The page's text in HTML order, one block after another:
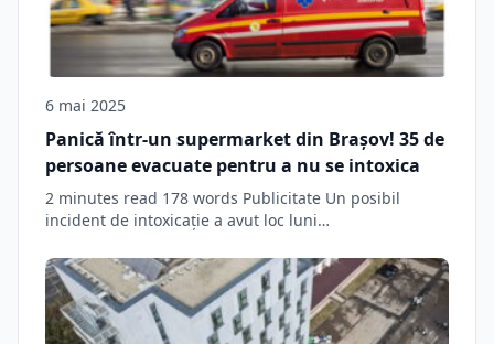
6 mai 2025
Panică într-un supermarket din Brașov! 35 de
persoane evacuate pentru a nu se intoxica
2 minutes read 178 words Publicitate Un posibil
incident de intoxicație a avut loc luni…